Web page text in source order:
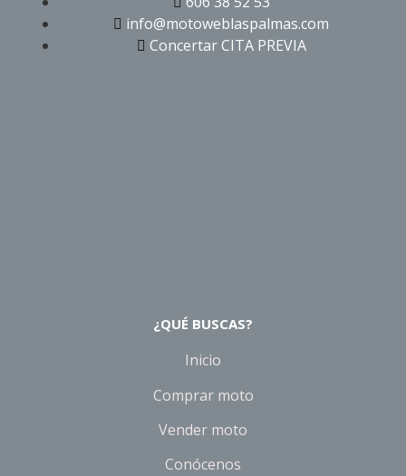
info@motoweblaspalmas.com
Concertar CITA PREVIA
¿QUÉ BUSCAS?
Inicio
Comprar moto
Vender moto
Conócenos